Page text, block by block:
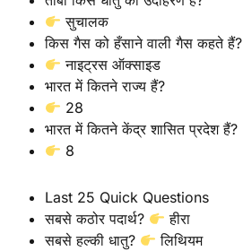
सुचालक
किस गैस को हँसाने वाली गैस कहते हैं?
नाइट्रस ऑक्साइड
भारत में कितने राज्य हैं?
28
भारत में कितने केंद्र शासित प्रदेश हैं?
8
Last 25 Quick Questions
सबसे कठोर पदार्थ?
हीरा
सबसे हल्की धातु?
लिथियम